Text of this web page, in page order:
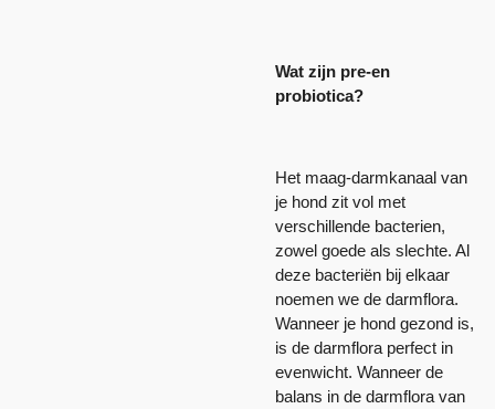
Wat zijn pre-en
probiotica?
Het maag-darmkanaal van
je hond zit vol met
verschillende bacterien,
zowel goede als slechte. Al
deze bacteriën bij elkaar
noemen we de darmflora.
Wanneer je hond gezond is,
is de darmflora perfect in
evenwicht. Wanneer de
balans in de darmflora van